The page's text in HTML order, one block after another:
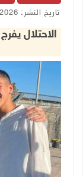
تاريخ النشر: 17/06/2026 07:06 م
الاحتلال